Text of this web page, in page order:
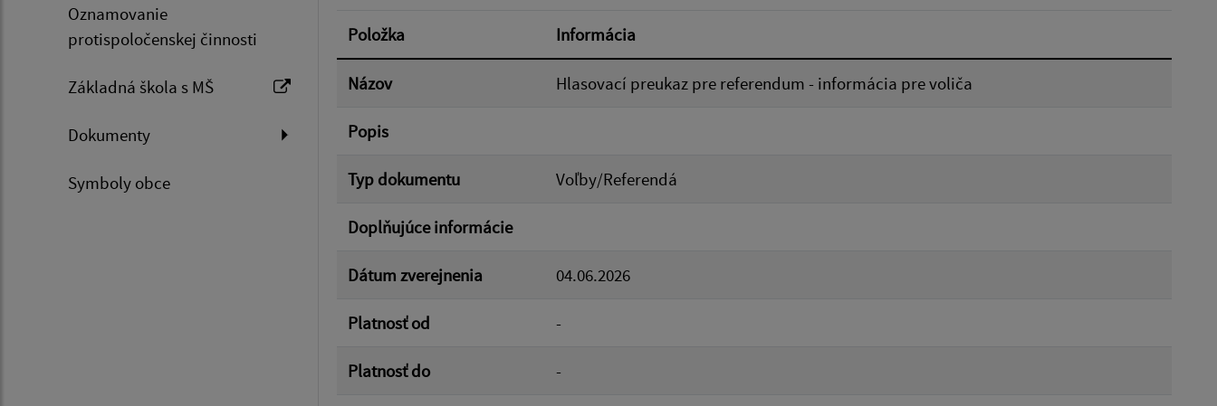
Oznamovanie
protispoločenskej činnosti
Základná škola s MŠ
Dokumenty
Symboly obce
Filtrovať
Položka Informácia
Názov Hlasovací preukaz pre referendum - informácia pre voliča
Popis
Typ dokumentu Voľby/Referendá
Doplňujúce informácie
Dátum zverejnenia 04.06.2026
Platnosť od -
Platnosť do -